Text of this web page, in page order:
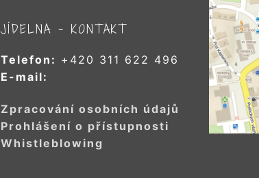
JÍDELNA – KONTAKT
Telefon: +420 311 622 496
E-mail:
Zpracování osobních údajů
Prohlášení o přístupnosti
Whistleblowing